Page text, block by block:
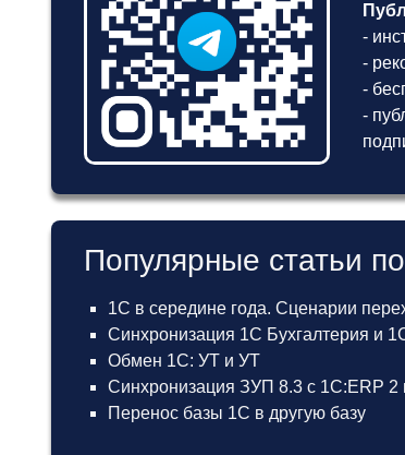
-
-
-
-
Популярные статьи
1С в середине года. Сценарии
Синхронизация 1С Бухгалтерия и
Обмен 1С: УТ и УТ
Синхронизация ЗУП 8.3 с 1С:ERP 2
Перенос базы 1С в другую базу